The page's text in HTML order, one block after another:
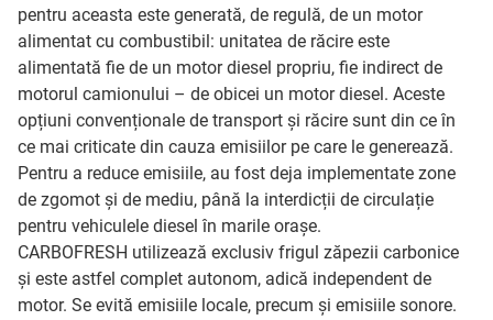
pentru aceasta este generată, de regulă, de un motor
alimentat cu combustibil: unitatea de răcire este
alimentată fie de un motor diesel propriu, fie indirect de
motorul camionului – de obicei un motor diesel. Aceste
opțiuni convenționale de transport și răcire sunt din ce în
ce mai criticate din cauza emisiilor pe care le generează.
Pentru a reduce emisiile, au fost deja implementate zone
de zgomot și de mediu, până la interdicții de circulație
pentru vehiculele diesel în marile orașe.
CARBOFRESH utilizează exclusiv frigul zăpezii carbonice
și este astfel complet autonom, adică independent de
motor. Se evită emisiile locale, precum și emisiile sonore.